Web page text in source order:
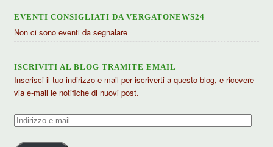
EVENTI CONSIGLIATI DA VERGATONEWS24
Non ci sono eventi da segnalare
ISCRIVITI AL BLOG TRAMITE EMAIL
Inserisci il tuo indirizzo e-mail per iscriverti a questo blog, e ricevere
via e-mail le notifiche di nuovi post.
Indirizzo
mail